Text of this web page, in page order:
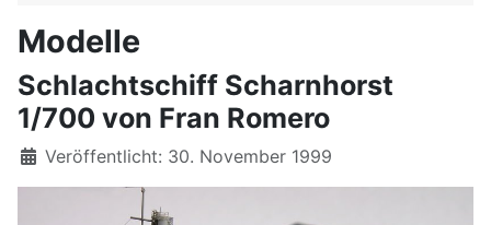
Modelle
Schlachtschiff Scharnhorst
1/700 von Fran Romero
Details
Veröffentlicht: 30. November 1999